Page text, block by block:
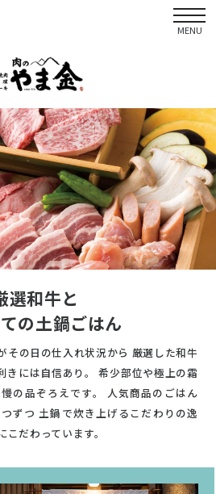
MENU
選和牛と
の土鍋ごはん
その日の仕入れ状況から 厳選した和牛
きには自信あり。
希少部位や極上の霜
の品ぞろえです。
人気商品のごはん
ずつ 土鍋で炊き上げるこだわりの逸
だわっています。